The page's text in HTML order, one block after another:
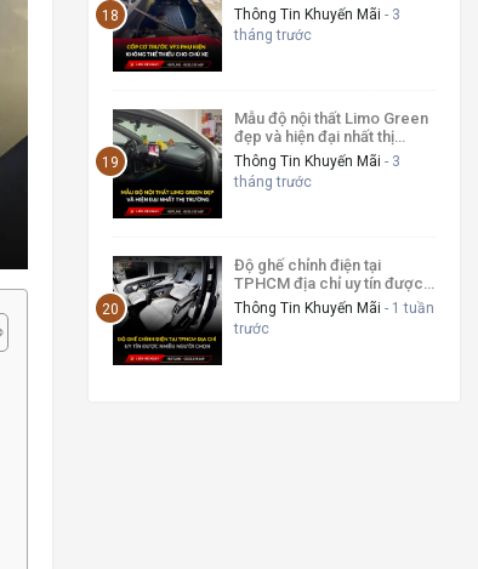
Thông Tin Khuyến Mãi - 3
tháng trước
Mẫu độ nội thất Limo Green
đẹp và hiện đại nhất thị
trường
Thông Tin Khuyến Mãi - 3
tháng trước
Độ ghế chỉnh điện tại
TPHCM địa chỉ uy tín được
nhiều người chọn
Thông Tin Khuyến Mãi - 1 tuần
trước